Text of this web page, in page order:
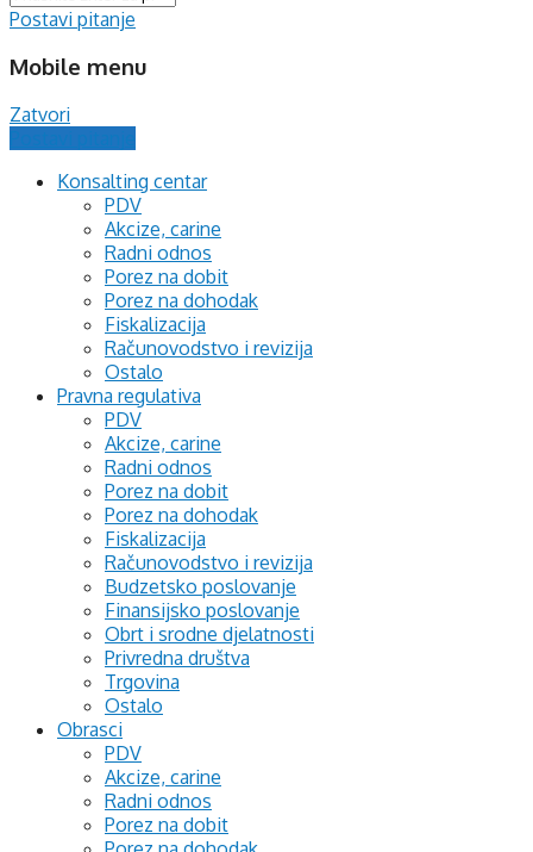
Postavi pitanje
Mobile menu
Zatvori
Konsalting centar
PDV
Akcize, carine
Radni odnos
Porez na dobit
Porez na dohodak
Fiskalizacija
Računovodstvo i revizija
Ostalo
Pravna regulativa
PDV
Akcize, carine
Radni odnos
Porez na dobit
Porez na dohodak
Fiskalizacija
Računovodstvo i revizija
Budzetsko poslovanje
Finansijsko poslovanje
Obrt i srodne djelatnosti
Privredna društva
Trgovina
Ostalo
Obrasci
PDV
Akcize, carine
Radni odnos
Porez na dobit